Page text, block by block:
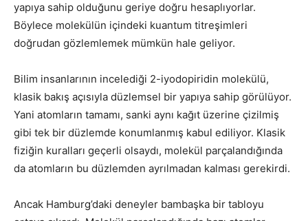
yapıya sahip olduğunu geriye doğru hesaplıyorlar.
Böylece molekülün içindeki kuantum titreşimleri
doğrudan gözlemlemek mümkün hale geliyor.
Bilim insanlarının incelediği 2-iyodopiridin molekülü,
klasik bakış açısıyla düzlemsel bir yapıya sahip görülüyor.
Yani atomların tamamı, sanki aynı kağıt üzerine çizilmiş
gibi tek bir düzlemde konumlanmış kabul ediliyor. Klasik
fiziğin kuralları geçerli olsaydı, molekül parçalandığında
da atomların bu düzlemden ayrılmadan kalması gerekirdi.
Ancak Hamburg’daki deneyler bambaşka bir tabloyu